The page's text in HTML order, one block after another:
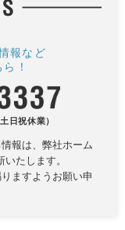
報など
！
日祝休業）
報は、 弊社ホーム
たします。
ますようお願い申